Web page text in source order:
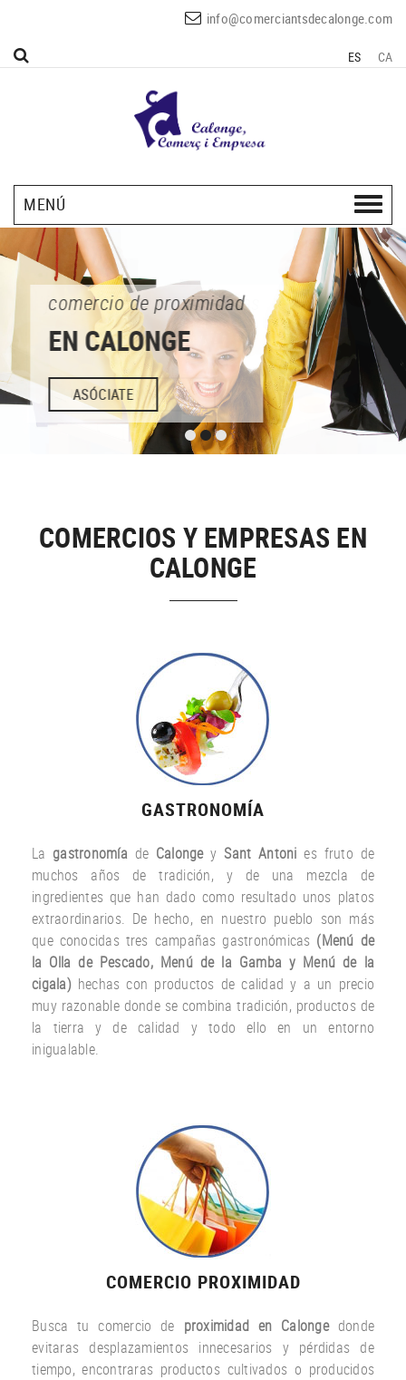
info@comerciantsdecalonge.com
ES CA
MENÚ
comercio de proximidad
EN CALONGE
ASÓCIATE
COMERCIOS Y EMPRESAS EN
CALONGE
GASTRONOMÍA
La gastronomía de Calongey Sant Antoni es fruto de
muchos años
de tradición, y de una mezcla
de
ingredientes que han dado como resultado unos platos
extraordinarios. De hecho, en nuestro pueblo son más
que conocidas tres campañas gastronómicas (Menú de
la Olla de Pescado, Menú de la Gamba y Menú de la
cigala) hechas con productos de calidad y a un precio
muy razonable donde se combina tradición, productos de
la tierra y de calidad y todo ello
en un entorno
inigualable.
COMERCIO PROXIMIDAD
Busca tu comercio de proximidad en Calongedonde
evitaras desplazamientos innecesarios y pérdidas de
tiempo, encontraras productos cultivados o producidos